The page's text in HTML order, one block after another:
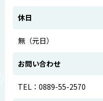
休日
無（元日）
お問い合わせ
TEL：0889-55-2570